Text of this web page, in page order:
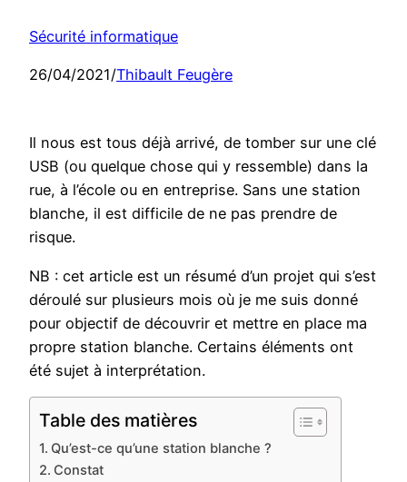
Sécurité informatique
26/04/2021/Thibault Feugère
Il nous est tous déjà arrivé, de tomber sur une clé
USB (ou quelque chose qui y ressemble) dans la
rue, à l’école ou en entreprise. Sans une station
blanche, il est difficile de ne pas prendre de
risque.
NB : cet article est un résumé d’un projet qui s’est
déroulé sur plusieurs mois où je me suis donné
pour objectif de découvrir et mettre en place ma
propre station blanche. Certains éléments ont
été sujet à interprétation.
Table des matières
Qu’est-ce qu’une station blanche ?
Constat